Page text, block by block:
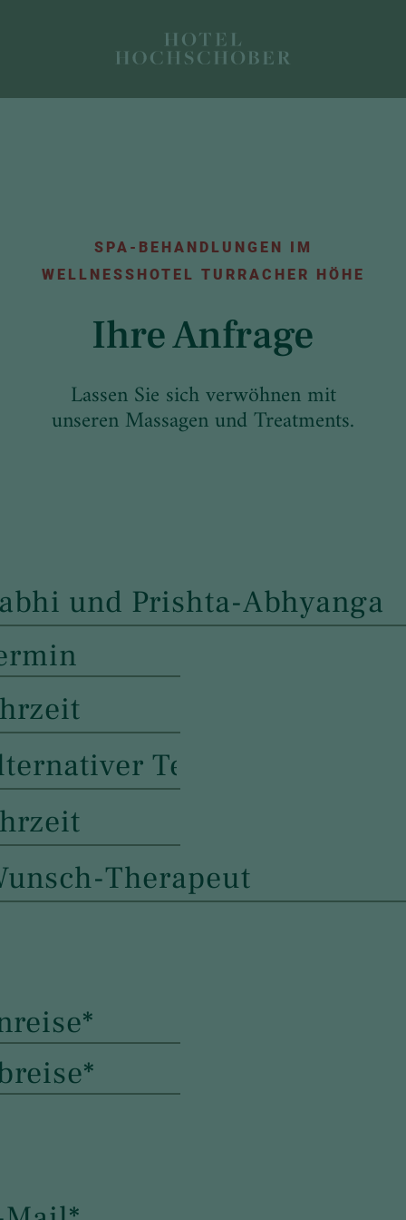
SPA-BEHANDLUNGEN IM
WELLNESSHOTEL TURRACHER HÖHE
Ihre Anfrage
Lassen Sie sich verwöhnen mit
unseren Massagen und Treatments.